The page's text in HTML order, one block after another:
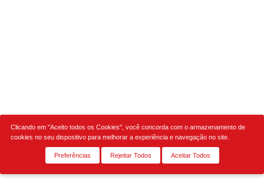
Clicando em "Aceito todos os Cookies", você concorda com o armazenamento de
cookies no seu dispositivo para melhorar a experiência e navegação no site.
Preferências Rejeitar Todos Aceitar Todos